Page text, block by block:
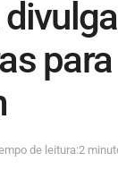
de leitura:2